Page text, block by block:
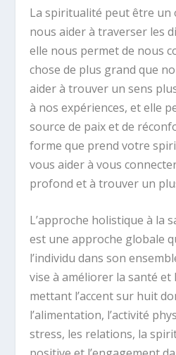
La spiritualité peut être
nous aider à traverser les
elle nous permet de nous
chose de plus grand que
aider à trouver un sens
à nos expériences, et elle
source de paix et de
forme que prend votre
vous aider à vous
profond et à trouver un
L’approche holistique à la
est une approche globale
l’individu dans son
vise à améliorer la santé et
mettant l’accent sur huit
l’alimentation, l’activité
stress, les relations, la